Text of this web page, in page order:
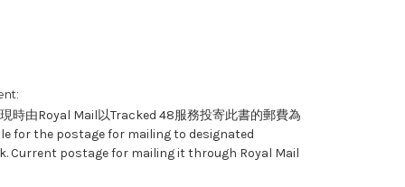
時由Royal Mail以Tracked 48服務投寄此書的郵費為
for the postage for mailing to designated
Current postage for mailing it through Royal Mail